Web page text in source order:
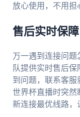
放心使用，不用担
售后实时保
万一遇到连接问题
队提供实时售后
到问题，联系客服
世界杯直播时突然
新连接最优线路，